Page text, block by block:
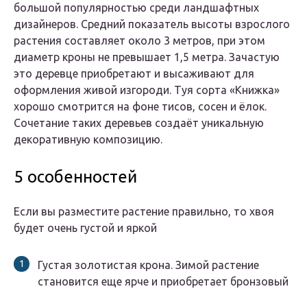
большой популярностью среди ландшафтных
дизайнеров. Средний показатель высоты взрослого
растения составляет около 3 метров, при этом
диаметр кроны не превышает 1,5 метра. Зачастую
это деревце приобретают и высаживают для
оформления живой изгороди. Туя сорта «Книжка»
хорошо смотрится на фоне тисов, сосен и ёлок.
Сочетание таких деревьев создаёт уникальную
декоративную композицию.
5 особенностей
Если вы разместите растение правильно, то хвоя
будет очень густой и яркой
Густая золотистая крона. Зимой растение
становится еще ярче и приобретает бронзовый